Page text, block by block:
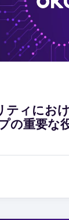
ティにお
の重要な